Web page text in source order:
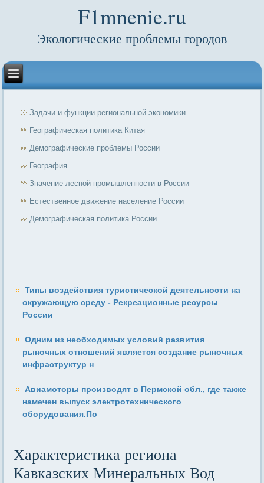
F1mnenie.ru
Экологические проблемы городов
Задачи и функции региональной экономики
Географическая политика Китая
Демографические проблемы России
География
Значение лесной промышленности в России
Естественное движение население России
Демографическая политика России
Типы воздействия туристической деятельности на
окружающую среду - Рекреационные ресурсы
России
Одним из необходимых условий развития
рыночных отноше­ний является создание рыночных
инфраструктур н
Авиамоторы производят в Пермской обл., где также
намечен выпуск электротехнического
оборудования.По
Характеристика региона
Кавказских Минеральных Вод